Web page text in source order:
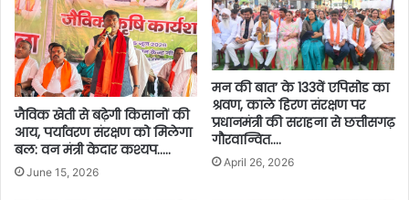
जैविक खेती से बढ़ेगी किसानों की
आय, पर्यावरण संरक्षण को मिलेगा
बल: वन मंत्री केदार कश्यप…..
June 15, 2026
मन की बात’ के 133वें एपिसोड का
श्रवण, काले हिरण संरक्षण पर
प्रधानमंत्री की सराहना से छत्तीसगढ़
गौरवान्वित….
April 26, 2026